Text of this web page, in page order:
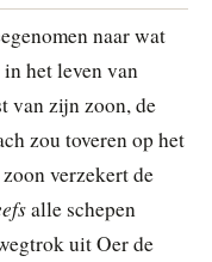
naar wat
het leven van
van zijn zoon, de
zou toveren op het
verzekert de
alle schepen
uit Oer de